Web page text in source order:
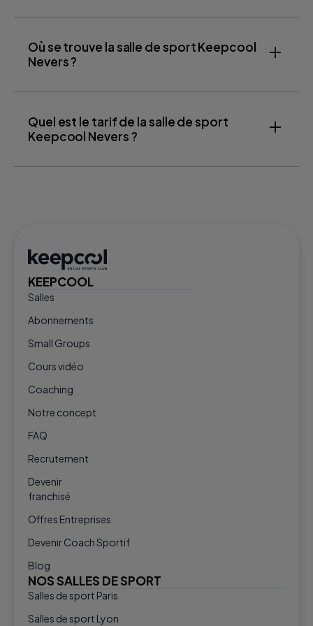
Où se trouve la salle de sport Keepcool
Nevers ?
Quel est le tarif de la salle de sport
Keepcool Nevers ?
KEEPCOOL
Salles
Abonnements
Small Groups
Cours vidéo
Coaching
Notre concept
FAQ
Recrutement
Devenir
franchisé
Offres Entreprises
Devenir Coach Sportif
Blog
NOS SALLES DE SPORT
Salles de sport Paris
Salles de sport Lyon